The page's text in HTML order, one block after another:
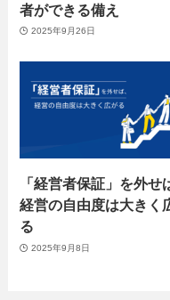
者ができる備え
2025年9月26日
「経営者保証」を外せ
経営の自由度は大きく
る
2025年9月8日